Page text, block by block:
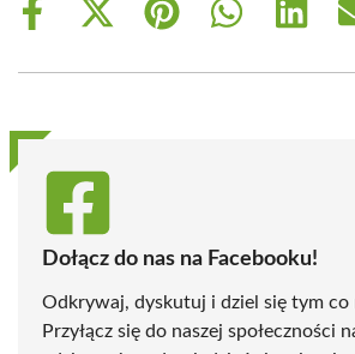
Share
Share
(Twitter)
Share
Share
Share
Dołącz do nas na Facebooku!
Odkrywaj, dyskutuj i dziel się tym co
Przyłącz się do naszej społeczności